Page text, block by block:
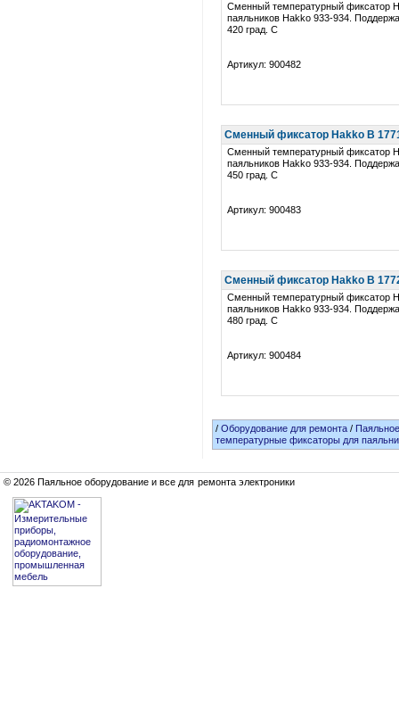
Сменный температурный фиксатор
паяльников Hakko 933-934.
420 град. C
Артикул: 900482
Сменный фиксатор Hakko B
Сменный температурный фиксатор
паяльников Hakko 933-934.
450 град. C
Артикул: 900483
Сменный фиксатор Hakko B
Сменный температурный фиксатор
паяльников Hakko 933-934.
480 град. C
Артикул: 900484
/Оборудование для ремонта /
температурные фиксаторы для
© 2026 Паяльное оборудование и все для ремонта электроники